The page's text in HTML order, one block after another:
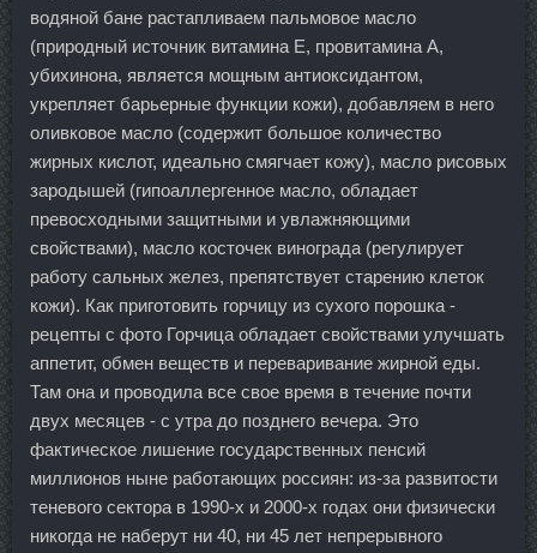
водяной бане растапливаем пальмовое масло
(природный источник витамина Е, провитамина А,
убихинона, является мощным антиоксидантом,
укрепляет барьерные функции кожи), добавляем в него
оливковое масло (содержит большое количество
жирных кислот, идеально смягчает кожу), масло рисовых
зародышей (гипоаллергенное масло, обладает
превосходными защитными и увлажняющими
свойствами), масло косточек винограда (регулирует
работу сальных желез, препятствует старению клеток
кожи). Как приготовить горчицу из сухого порошка -
рецепты с фото Горчица обладает свойствами улучшать
аппетит, обмен веществ и переваривание жирной еды.
Там она и проводила все свое время в течение почти
двух месяцев - с утра до позднего вечера. Это
фактическое лишение государственных пенсий
миллионов ныне работающих россиян: из-за развитости
теневого сектора в 1990-х и 2000-х годах они физически
никогда не наберут ни 40, ни 45 лет непрерывного